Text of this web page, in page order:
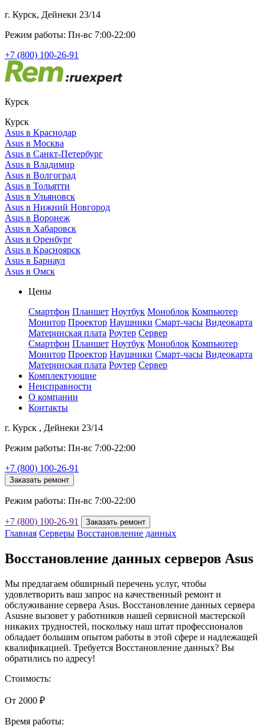
г. Курск, Дейнеки 23/14
Режим работы: Пн-вс 7:00-22:00
+7 (800) 100-26-91
Курск
Курск
Asus в Краснодар
Asus в Москва
Asus в Санкт-Петербург
Asus в Владимир
Asus в Волгоград
Asus в Тольятти
Asus в Ульяновск
Asus в Нижний Новгород
Asus в Воронеж
Asus в Хабаровск
Asus в Оренбург
Asus в Красноярск
Asus в Барнаул
Asus в Омск
Цены
Смартфон Планшет Ноутбук Моноблок Компьютер
Монитор Проектор Наушники Смарт-часы Видеокарта
Материнская плата Роутер Сервер
Смартфон Планшет Ноутбук Моноблок Компьютер
Монитор Проектор Наушники Смарт-часы Видеокарта
Материнская плата Роутер Сервер
Комплектующие
Неисправности
О компании
Контакты
г. Курск , Дейнеки 23/14
Режим работы: Пн-вс 7:00-22:00
+7 (800) 100-26-91
Заказать ремонт
Режим работы: Пн-вс 7:00-22:00
+7 (800) 100-26-91 Заказать ремонт
Главная Серверы Восстановление данных
Восстановление данных серверов Asus
Мы предлагаем обширный перечень услуг, чтобы
удовлетворить ваш запрос на качественный ремонт и
обслуживание сервера Asus. Восстановление данных сервера
Asusне вызовет у работников нашей сервисной мастерской
никаких трудностей, поскольку наш штат профессионалов
обладает большим опытом работы в этой сфере и надлежащей
квалификацией. Требуется Восстановление данных? Вы
обратились по адресу!
Стоимость:
От 2000 ₽
Время работы: